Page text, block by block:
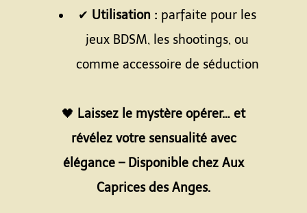
✔ Utilisation : parfaite pour les
jeux BDSM, les shootings, ou
comme accessoire de séduction
🖤 Laissez le mystère opérer… et
révélez votre sensualité avec
élégance – Disponible chez Aux
Caprices des Anges.